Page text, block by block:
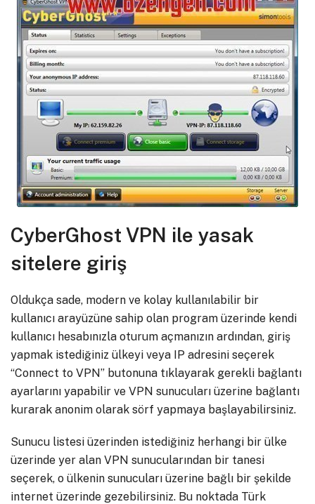
CyberGhost VPN ile yasak
sitelere giriş
Oldukça sade, modern ve kolay kullanılabilir bir
kullanıcı arayüzüne sahip olan program üzerinde kendi
kullanıcı hesabınızla oturum açmanızın ardından, giriş
yapmak istediğiniz ülkeyi veya IP adresini seçerek
“Connect to VPN” butonuna tıklayarak gerekli bağlantı
ayarlarını yapabilir ve VPN sunucuları üzerine bağlantı
kurarak anonim olarak sörf yapmaya başlayabilirsiniz.
Sunucu listesi üzerinden istediğiniz herhangi bir ülke
üzerinde yer alan VPN sunucularından bir tanesi
seçerek, o ülkenin sunucuları üzerine bağlı bir şekilde
internet üzerinde gezebilirsiniz. Bu noktada Türk